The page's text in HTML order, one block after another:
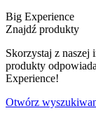
Big Experience
Znajdź produkty
Skorzystaj z
produkty
Experience!
Otwórz